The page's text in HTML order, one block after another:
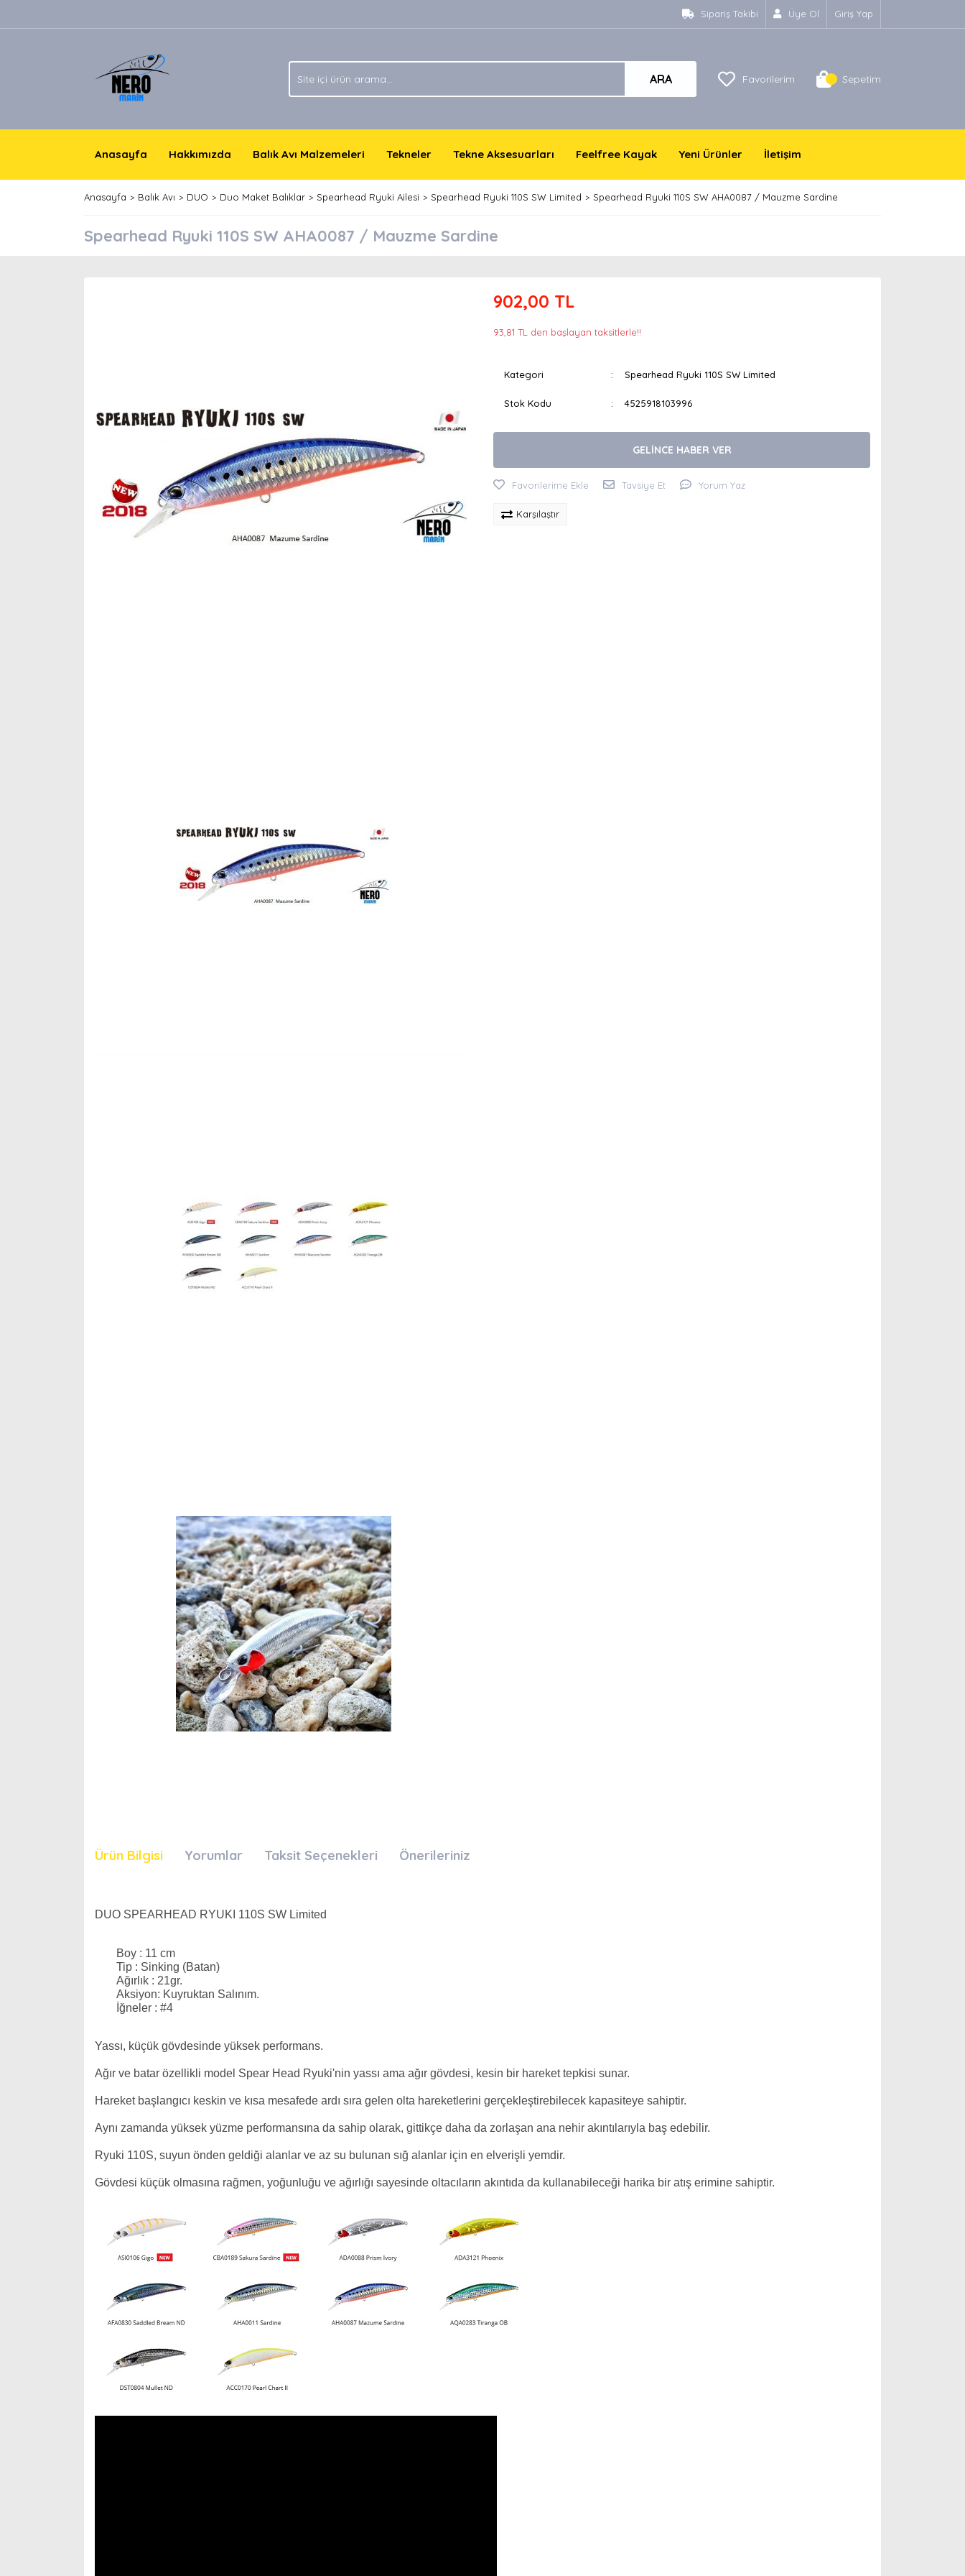
Sipariş Takibi Üye Ol Giriş Yap
ARA Favorilerim Sepetim
Anasayfa Hakkımızda Balık Avı Malzemeleri Tekneler Tekne Aksesuarları Feelfree Kayak Yeni Ürünler İletişim
Anasayfa Balık Avı DUO Duo Maket Balıklar Spearhead Ryuki Ailesi Spearhead Ryuki 110S SW Limited Spearhead Ryuki 110S SW AHA0087 / Mauzme Sardine
Spearhead Ryuki 110S SW AHA0087 / Mauzme Sardine
902,00 TL
93,81 TL den başlayan taksitlerle!!
Kategori Spearhead Ryuki 110S SW Limited
Stok Kodu 4525918103996
GELİNCE HABER VER
Tavsiye Et Yorum Yaz
Karşılaştır
Ürün Bilgisi Yorumlar Taksit Seçenekleri Önerileriniz
DUO SPEARHEAD RYUKI 110S SW Limited
Boy : 11 cm
Tip : Sinking (Batan)
Ağırlık : 21gr.
Aksiyon: Kuyruktan Salınım.
İğneler : #4
Yassı, küçük gövdesinde yüksek performans.
Ağır ve batar özellikli model Spear Head Ryuki'nin yassı ama ağır gövdesi, kesin bir hareket tepkisi sunar.
Hareket başlangıcı keskin ve kısa mesafede ardı sıra gelen olta hareketlerini gerçekleştirebilecek kapasiteye sahiptir.
Aynı zamanda yüksek yüzme performansına da sahip olarak, gittikçe daha da zorlaşan ana nehir akıntılarıyla baş edebilir.
Ryuki 110S, suyun önden geldiği alanlar ve az su bulunan sığ alanlar için en elverişli yemdir.
Gövdesi küçük olmasına rağmen, yoğunluğu ve ağırlığı sayesinde oltacıların akıntıda da kullanabileceği harika bir atış erimine sahiptir.